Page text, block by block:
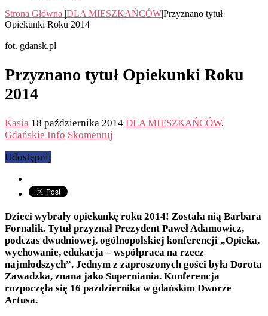
Strona Główna |DLA MIESZKAŃCÓW|Przyznano tytuł
Opiekunki Roku 2014
fot. gdansk.pl
Przyznano tytuł Opiekunki Roku
2014
Kasia 18 października 2014 DLA MIESZKAŃCÓW,
Gdańskie Info Skomentuj
Udostępnij
Dzieci wybrały opiekunkę roku 2014! Została nią Barbara
Fornalik. Tytuł przyznał Prezydent Paweł Adamowicz,
podczas dwudniowej, ogólnopolskiej konferencji „Opieka,
wychowanie, edukacja – współpraca na rzecz
najmłodszych”. Jednym z zaproszonych gości była Dorota
Zawadzka, znana jako Superniania. Konferencja
rozpoczęła się 16 października w gdańskim Dworze
Artusa.